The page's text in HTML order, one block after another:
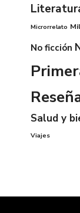
Microrrelato
No ficción
Salud y
Viajes